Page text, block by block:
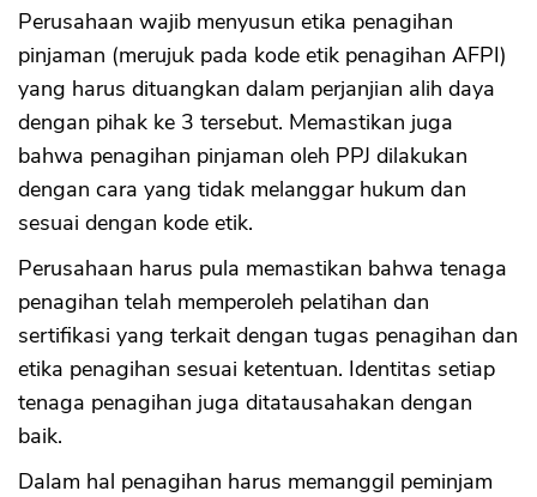
Perusahaan wajib menyusun etika penagihan
pinjaman (merujuk pada kode etik penagihan AFPI)
yang harus dituangkan dalam perjanjian alih daya
dengan pihak ke 3 tersebut. Memastikan juga
bahwa penagihan pinjaman oleh PPJ dilakukan
dengan cara yang tidak melanggar hukum dan
sesuai dengan kode etik.
Perusahaan harus pula memastikan bahwa tenaga
penagihan telah memperoleh pelatihan dan
sertifikasi yang terkait dengan tugas penagihan dan
etika penagihan sesuai ketentuan. Identitas setiap
tenaga penagihan juga ditatausahakan dengan
baik.
Dalam hal penagihan harus memanggil peminjam